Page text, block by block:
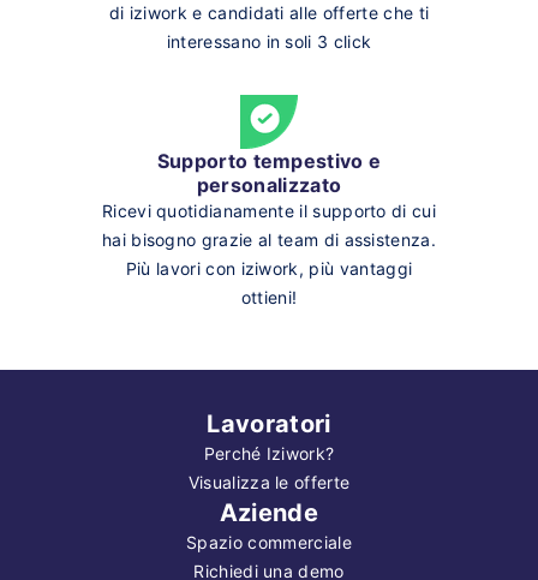
di iziwork e candidati alle offerte che ti
interessano in soli 3 click
Supporto tempestivo e
personalizzato
Ricevi quotidianamente il supporto di cui
hai bisogno grazie al team di assistenza.
Più lavori con iziwork, più vantaggi
ottieni!
Lavoratori
Perché Iziwork?
Visualizza le offerte
Aziende
Spazio commerciale
Richiedi una demo